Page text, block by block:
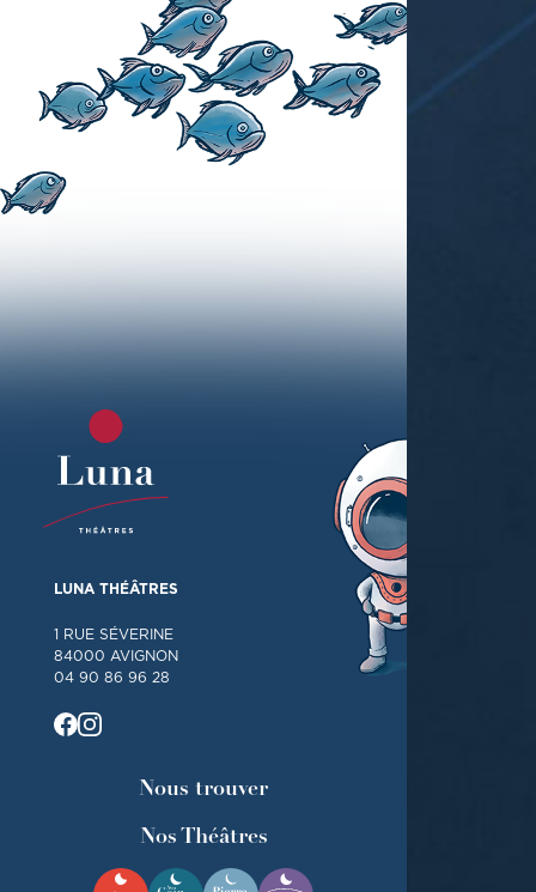
LUNA THÉÂTRES
1 RUE SÉVERINE
84000 AVIGNON
04 90 86 96 28
Nous trouver
Nos Théâtres